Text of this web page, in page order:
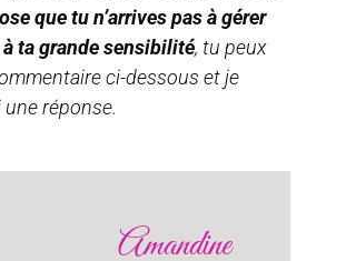
que tu n’arrives pas à gérer
ta grande sensibilité, tu peux
ci-dessous et je
une réponse.
Amandine